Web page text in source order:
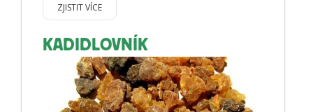
ZJISTIT VÍCE
KADIDLOVNÍK